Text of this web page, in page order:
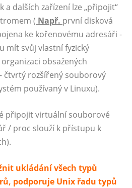
a dalších zařízení lze „připojit“
( Např. první disková
ke kořenovému adresáři -
mít svůj vlastní fyzický
obsažených
čtvrtý rozšířený souborový
používaný v Linuxu).
připojit virtuální souborové
/ proc slouží k přístupu k
ukládání všech typů
podporuje Unix řadu typů